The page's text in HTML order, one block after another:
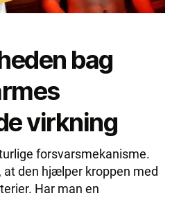
bag
virkning
forsvarsmekanisme.
at den hjælper kroppen med
Har man en